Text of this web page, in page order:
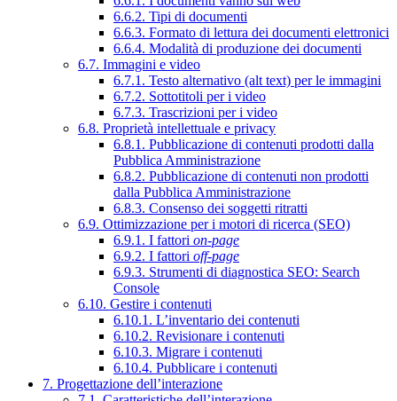
6.6.2. Tipi di documenti
6.6.3. Formato di lettura dei documenti elettronici
6.6.4. Modalità di produzione dei documenti
6.7. Immagini e video
6.7.1. Testo alternativo (alt text) per le immagini
6.7.2. Sottotitoli per i video
6.7.3. Trascrizioni per i video
6.8. Proprietà intellettuale e privacy
6.8.1. Pubblicazione di contenuti prodotti dalla
Pubblica Amministrazione
6.8.2. Pubblicazione di contenuti non prodotti
dalla Pubblica Amministrazione
6.8.3. Consenso dei soggetti ritratti
6.9. Ottimizzazione per i motori di ricerca (SEO)
6.9.1. I fattori on-page
6.9.2. I fattori off-page
6.9.3. Strumenti di diagnostica SEO: Search
Console
6.10. Gestire i contenuti
6.10.1. L’inventario dei contenuti
6.10.2. Revisionare i contenuti
6.10.3. Migrare i contenuti
6.10.4. Pubblicare i contenuti
7. Progettazione dell’interazione